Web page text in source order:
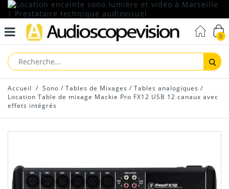
0
Accueil / Sono / Tables de Mixages / Tables analogiques /
Location Table de mixage Mackie Pro FX12 USB 12 canaux avec
effets intégrés